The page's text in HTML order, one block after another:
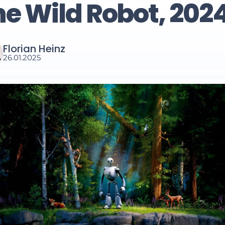
Wild Robot,
Florian Heinz
26.01.2025